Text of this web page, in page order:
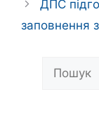
ДПС
заповнення
Пошук